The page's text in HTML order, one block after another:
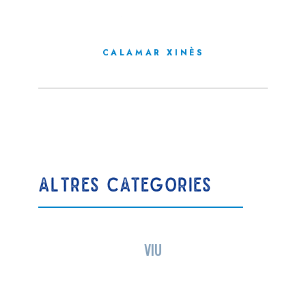
CALAMAR XINÈS
ALTRES CATEGORIES
VIU